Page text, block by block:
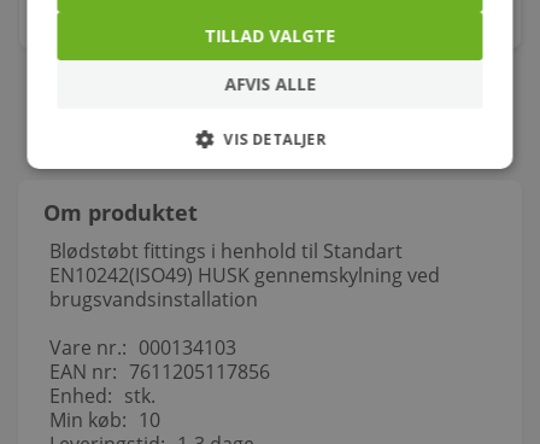
Om produktet
Blødstøbt fittings i henhold til Standart
EN10242(ISO49) HUSK gennemskylning ved
brugsvandsinstallation
Vare nr.: 000134103
EAN nr: 7611205117856
Enhed: stk.
Min køb: 10
TILLAD VALGTE
AFVIS ALLE
VIS DETALJER